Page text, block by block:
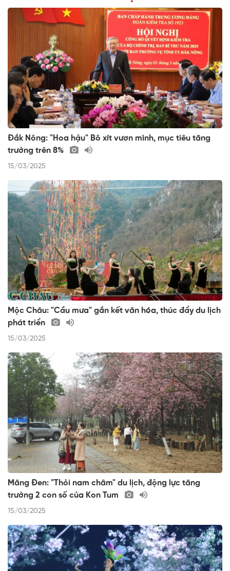
Đắk Nông: "Hoa hậu" Bô xít vươn mình, mục tiêu tăng
trưởng trên 8%
15/03/2025
Mộc Châu: "Cầu mưa" gắn kết văn hóa, thúc đẩy du lịch
phát triển
15/03/2025
Măng Đen: "Thỏi nam châm" du lịch, động lực tăng
trưởng 2 con số của Kon Tum
15/03/2025